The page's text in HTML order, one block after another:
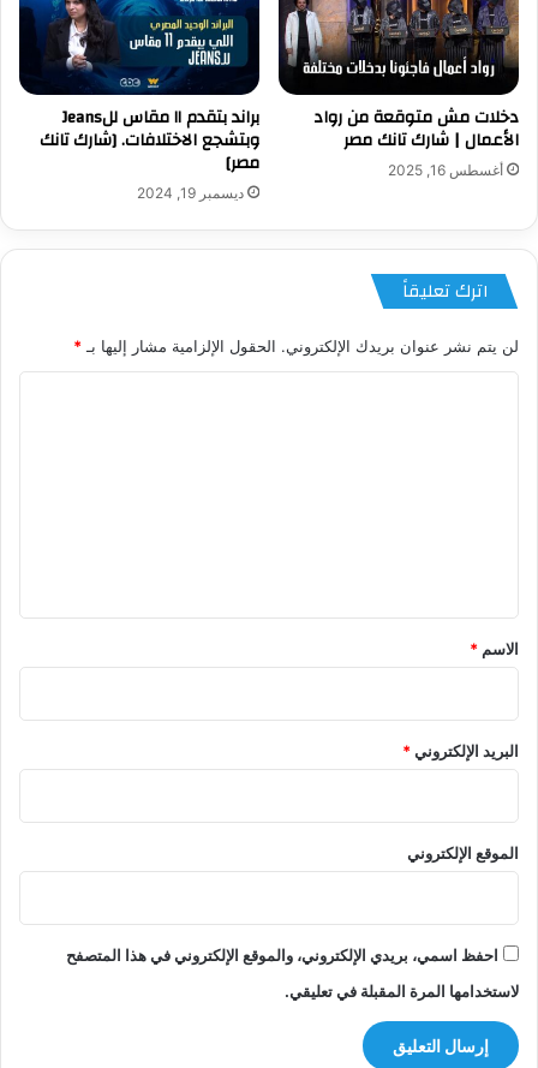
دخلات مش متوقعة من رواد
الأعمال | شارك تانك مصر
أغسطس 16, 2025
براند بتقدم ١١ مقاس للJeans
وبتشجع الاختلافات. [شارك تانك
مصر]
ديسمبر 19, 2024
اترك تعليقاً
لن يتم نشر عنوان بريدك الإلكتروني. الحقول الإلزامية مشار إليها بـ *
*
الاسم *
البريد الإلكتروني*
الموقع الإلكتروني
احفظ اسمي، بريدي الإلكتروني، والموقع الإلكتروني في هذا المتصفح
لاستخدامها المرة المقبلة في تعليقي.